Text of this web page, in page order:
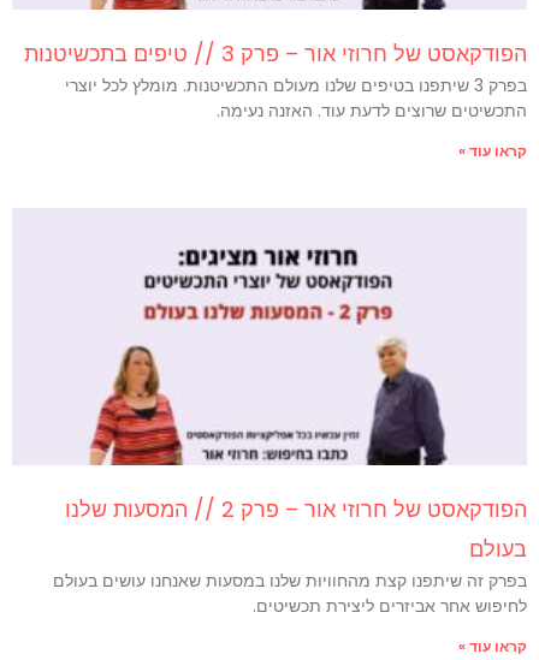
הפודקאסט של חרוזי אור – פרק 3 // טיפים בתכשיטנות
בפרק 3 שיתפנו בטיפים שלנו מעולם התכשיטנות. מומלץ לכל יוצרי
התכשיטים שרוצים לדעת עוד. האזנה נעימה.
קראו עוד »
הפודקאסט של חרוזי אור – פרק 2 // המסעות שלנו
בעולם
בפרק זה שיתפנו קצת מהחוויות שלנו במסעות שאנחנו עושים בעולם
לחיפוש אחר אביזרים ליצירת תכשיטים.
קראו עוד »